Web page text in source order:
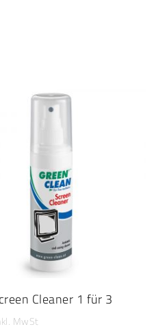
IN DEN WARENKORB
Cleaner 1 für 3